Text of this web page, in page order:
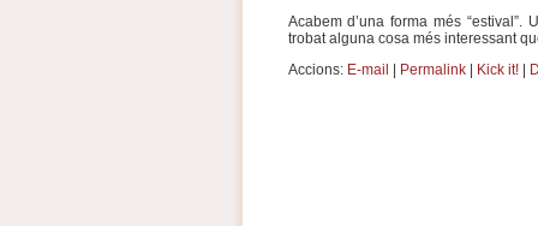
Acabem d’una forma més
trobat alguna cosa més interessant
Accions: E-mail | Permalink| Kick it!|